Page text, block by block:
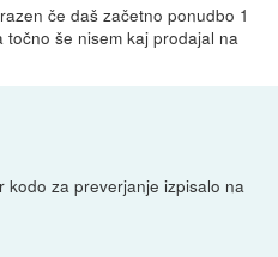
če daš začetno ponudbo 1
še nisem kaj prodajal na
kodo za preverjanje izpisalo na